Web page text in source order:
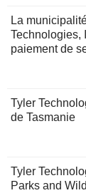
La
Technologies,
paiement de
Tyler
de Tasmanie
Tyler
Parks and